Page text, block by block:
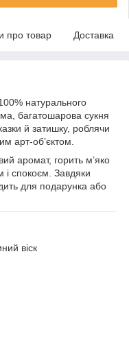
про товар Доставка
натурального
багатошарова сукня
й затишку, роблячи
арт-об’єктом.
аромат, горить м’яко
і спокоєм. Завдяки
для подарунка або
віск